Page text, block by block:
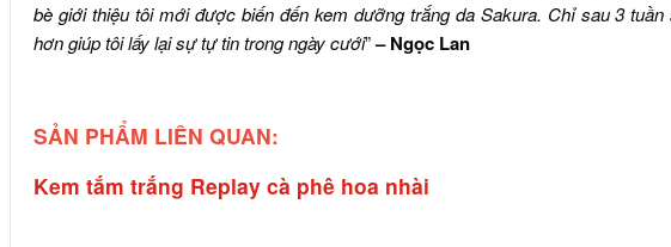
bè giới thiệu tôi mới được biến đến kem dưỡng trắng da Sakura. Chỉ sau 3
hơn giúp tôi lấy lại sự tự tin trong ngày cưới”– Ngọc Lan
SẢN PHẨM LIÊN QUAN:
Kem tắm trắng Replay cà phê hoa nhài